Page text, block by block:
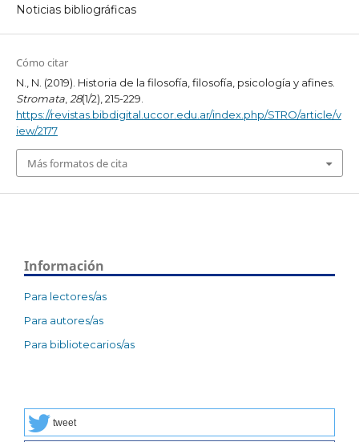
Noticias bibliográficas
Cómo citar
N., N. (2019). Historia de la filosofía, filosofía, psicología y afines.
Stromata,28(1/2), 215-229.
https://revistas.bibdigital.uccor.edu.ar/index.php/STRO/article/v
iew/2177
Más formatos de cita
Información
Para lectores/as
Para autores/as
Para bibliotecarios/as
tweet